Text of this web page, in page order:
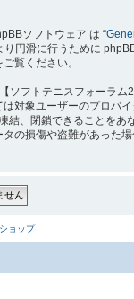
ソフトウェア は “
円滑に行うために
覧ください。
フトテニスフォーラ
対象ユーザーのプロバ
、閉鎖できることを
損傷や盗難があった